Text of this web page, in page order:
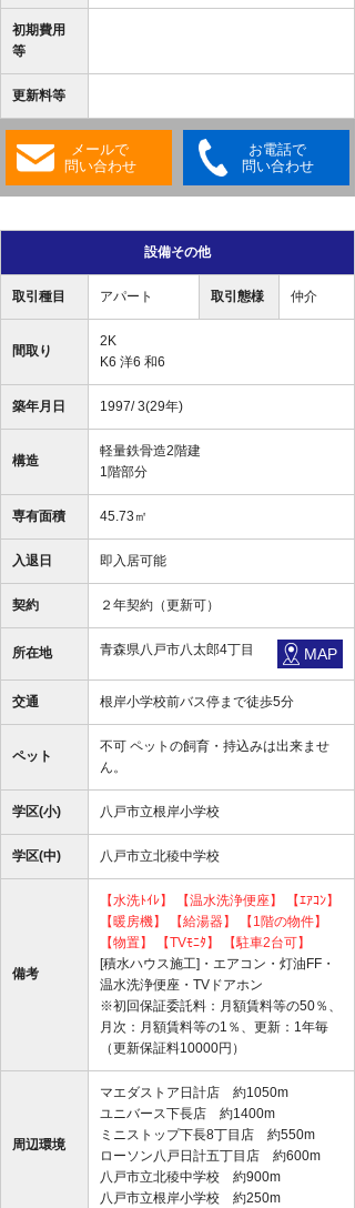
初期費用
等
更新料等
メールで
問い合わせ
お電話で
問い合わせ
設備その他
取引種目 アパート 取引態様 仲介
間取り
2K
K6 洋6 和6
築年月日 1997/ 3(29年)
構造
軽量鉄骨造2階建
1階部分
専有面積 45.73㎡
入退日 即入居可能
契約 ２年契約（更新可）
所在地 青森県八戸市八太郎4丁目 MAP
交通 根岸小学校前バス停まで徒歩5分
ペット
不可 ペットの飼育・持込みは出来ませ
ん。
学区(小) 八戸市立根岸小学校
学区(中) 八戸市立北稜中学校
備考
【水洗ﾄｲﾚ】 【温水洗浄便座】
【ｴｱｺﾝ】
【暖房機】
【給湯器】
【1階の物件】
【物置】
【TVﾓﾆﾀ】
【駐車2台可】
[積水ハウス施工]・エアコン・灯油FF・
温水洗浄便座・TVドアホン
※初回保証委託料：月額賃料等の50％、
月次：月額賃料等の1％、更新：1年毎
（更新保証料10000円）
周辺環境
マエダストア日計店 約1050m
ユニバース下長店 約1400m
ミニストップ下長8丁目店 約550m
ローソン八戸日計五丁目店 約600m
八戸市立北稜中学校 約900m
八戸市立根岸小学校 約250m